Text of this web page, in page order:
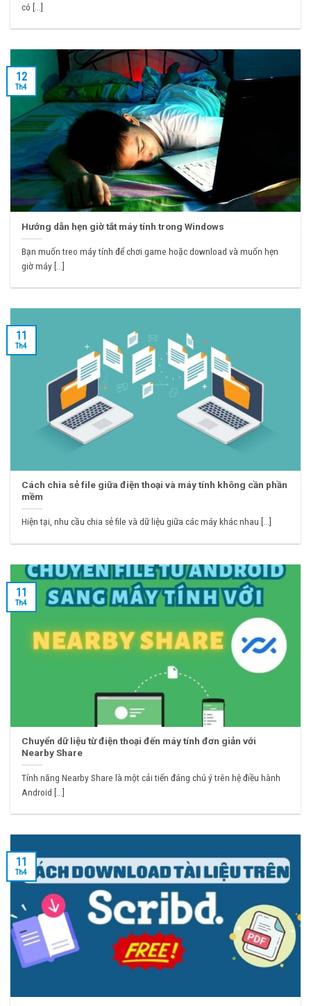
có [...]
Hướng dẫn hẹn giờ tắt máy tính trong Windows
Bạn muốn treo máy tính để chơi game hoặc download và muốn hẹn
giờ máy [...]
12
Th4
Cách chia sẻ file giữa điện thoại và máy tính không cần phần
mềm
Hiện tại, nhu cầu chia sẻ file và dữ liệu giữa các máy khác nhau [...]
11
Th4
Chuyển dữ liệu từ điện thoại đến máy tính đơn giản với
Nearby Share
Tính năng Nearby Share là một cải tiến đáng chú ý trên hệ điều hành
Android [...]
11
Th4
11
Th4